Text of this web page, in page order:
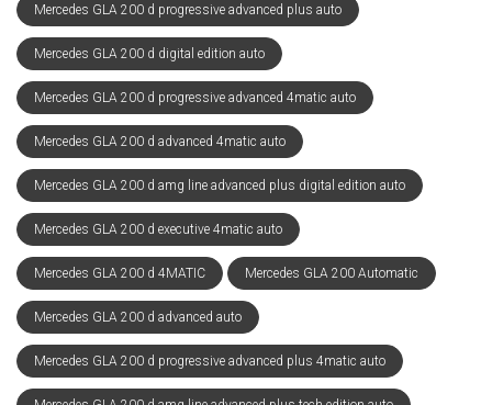
Mercedes GLA 200 d progressive advanced plus auto
Mercedes GLA 200 d digital edition auto
Mercedes GLA 200 d progressive advanced 4matic auto
Mercedes GLA 200 d advanced 4matic auto
Mercedes GLA 200 d amg line advanced plus digital edition auto
Mercedes GLA 200 d executive 4matic auto
Mercedes GLA 200 d 4MATIC Mercedes GLA 200 Automatic
Mercedes GLA 200 d advanced auto
Mercedes GLA 200 d progressive advanced plus 4matic auto